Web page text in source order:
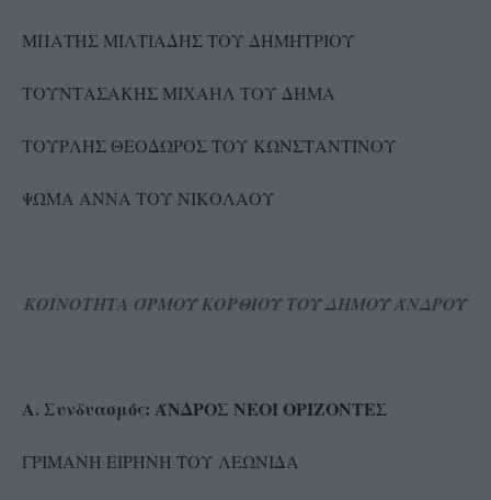
ΜΠΑΤΗΣ ΜΙΛΤΙΑΔΗΣ ΤΟΥ ΔΗΜΗΤΡΙΟΥ
ΤΟΥΝΤΑΣΑΚΗΣ ΜΙΧΑΗΛ ΤΟΥ ΔΗΜΑ
ΤΟΥΡΛΗΣ ΘΕΟΔΩΡΟΣ ΤΟΥ ΚΩΝΣΤΑΝΤΙΝΟΥ
ΨΩΜΑ ΑΝΝΑ ΤΟΥ ΝΙΚΟΛΑΟΥ
ΚΟΙΝΟΤΗΤΑ ΌΡΜΟΥ ΚΟΡΘΙΟΥ ΤΟΥ ΔΗΜΟΥ ΆΝΔΡΟΥ
Α. Συνδυασμός: ΆΝΔΡΟΣ ΝΕΟΙ ΟΡΙΖΟΝΤΕΣ
ΓΡΙΜΑΝΗ ΕΙΡΗΝΗ ΤΟΥ ΛΕΩΝΙΔΑ